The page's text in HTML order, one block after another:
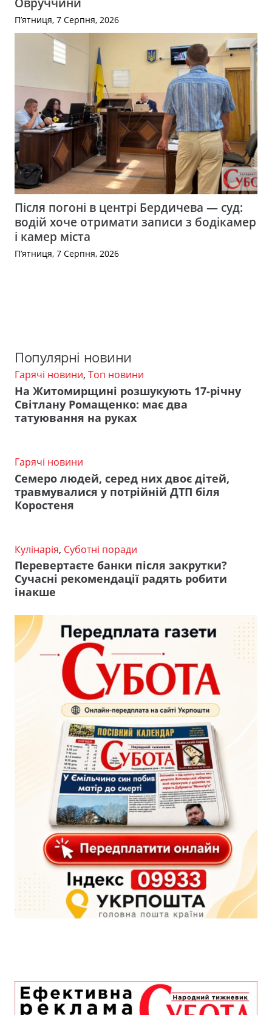
П’ятниця, 7 Серпня, 2026
Після погоні в центрі Бердичева — суд:
водій хоче отримати записи з бодікамер
і камер міста
П’ятниця, 7 Серпня, 2026
Популярні новини
Гарячі новини, Топ новини
На Житомирщині розшукують 17-річну
Світлану Ромащенко: має два
татуювання на руках
Гарячі новини
Семеро людей, серед них двоє дітей,
травмувалися у потрійній ДТП біля
Коростеня
Кулінарія, Суботні поради
Перевертаєте банки після закрутки?
Сучасні рекомендації радять робити
інакше